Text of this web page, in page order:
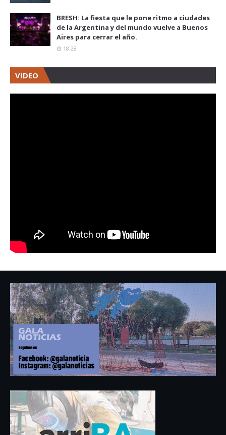
BRESH: La fiesta que le pone ritmo a ciudades
de la Argentina y del mundo vuelve a Buenos
Aires para cerrar el año.
18:28
VIDEO